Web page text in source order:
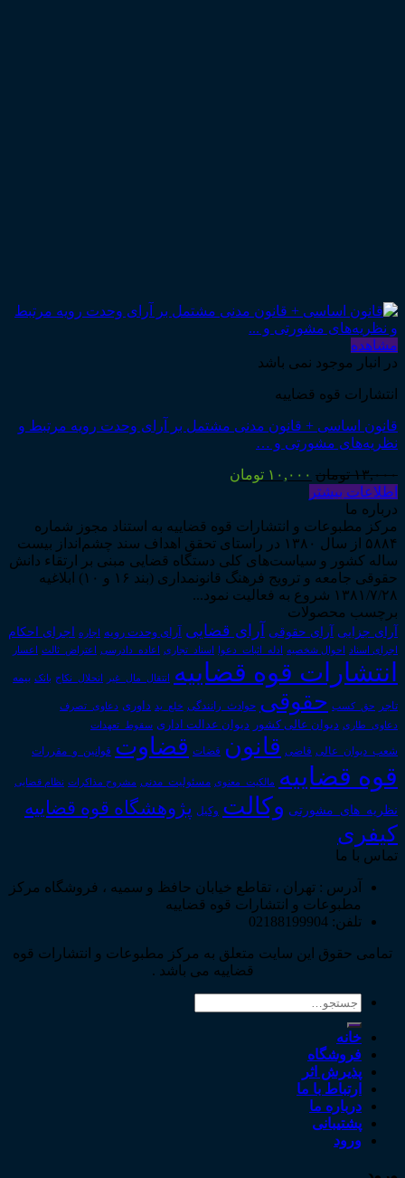
مشاهده
در انبار موجود نمی باشد
انتشارات قوه قضاییه
قانون اساسی + قانون مدنی مشتمل بر آرای وحدت رویه مرتبط و
نظریه‌های مشورتی و …
۱۳,۰۰۰ تومان قیمت
بود.
۱۰,۰۰۰ تومان
اطلاعات بیشتر
درباره ما
مرکز مطبوعات و انتشارات قوه قضاییه به استناد مجوز شماره
۵۸۸۴ از سال ۱۳۸۰ در راستای تحقق اهداف سند چشم‌انداز بیست
ساله کشور و سیاست‌های کلی دستگاه قضایی مبنی بر ارتقاء دانش
حقوقی جامعه و ترویج فرهنگ قانونمداری (بند ۱۶ و ۱۰) ابلاغیه
۱۳۸۱/۷/۲۸ شروع به فعالیت نمود...
برچسب محصولات
آرای جزایی آرای حقوقی آرای قضایی آرای وحدت رویه اجاره اجرای احکام
اجرای اسناد احوال شخصیه ادله_اثبات_دعوا اسناد_تجاری اعاده_دادرسی اعتراض_ثالث اعسار
انتشارات قوه قضاییه انتقال_مال_غیر انحلال_نکاح بانک بیمه
تاجر حق_کسب حقوقی حوادث_رانندگی خلع_ید داوری دعاوی_تصرف
دعاوی_طاری دیوان عالی کشور دیوان عدالت اداری سقوط_تعهدات
شعب_دیوان_عالی قاضی قانون قضات قضاوت قوانین_و_مقررات
قوه قضاییه مالکیت_معنوی مسئولیت_مدنی مشروح مذاکرات نظام قضایی
نظریه_های_مشورتی وکالت وکیل پژوهشگاه قوه قضاییه
کیفری
تماس با ما
آدرس : تهران ، تقاطع خیابان حافظ و سمیه ، فروشگاه مرکز
مطبوعات و انتشارات قوه قضاییه
تلفن: 02188199904
تمامی حقوق این سایت متعلق به مرکز مطبوعات و انتشارات قوه
قضاییه می باشد .
جستجو
خانه
فروشگاه
پذیرش اثر
ارتباط با ما
درباره ما
پشتیبانی
ورود